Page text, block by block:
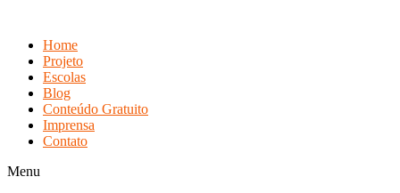
contentHome
Projeto
Escolas
Blog
Conteúdo Gratuito
Imprensa
Contato
Menu